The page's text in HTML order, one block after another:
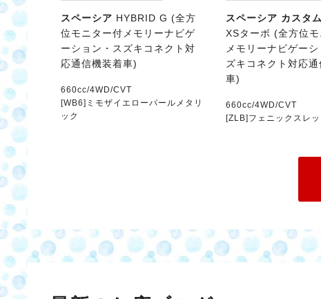
スペーシア HYBRID G (全方
位モニター付メモリーナビゲ
ーション・スズキコネクト対
応通信機装着車)
660cc/4WD/CVT
[WB6]ミモザイエローパールメタリ
ック
スペーシア カスタム
XSターボ (全方位
メモリーナビゲーシ
ズキコネクト対応
車)
660cc/4WD/CVT
[ZLB]フェニックスレ